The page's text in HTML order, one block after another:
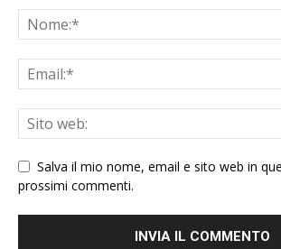
Salva il mio nome, email e sito web in
prossimi commenti.